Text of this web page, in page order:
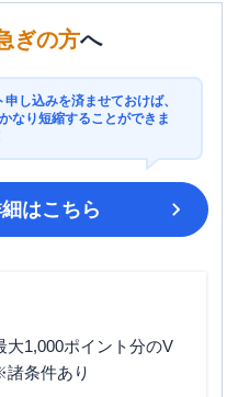
ぎの方へ
し込みを済ませておけば、
なり短縮することができま
はこちら
大1,000ポイント分のV
条件あり